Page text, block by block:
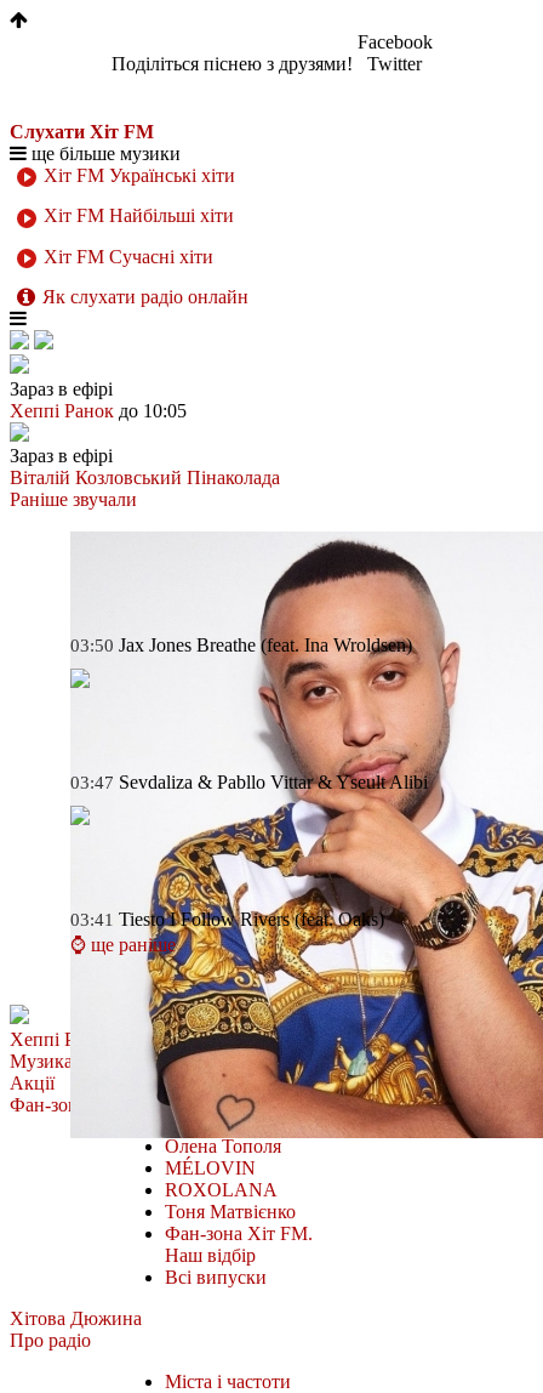
Поділіться піснею з друзями!
Facebook
Twitter
Слухати Хіт FM
ще більше музики
Хіт FM Українські хіти
Хіт FM Найбільші хіти
Хіт FM Сучасні хіти
Як слухати радіо онлайн
Зараз в ефірі
Хеппі Ранок до 10:05
Зараз в ефірі
Віталій Козловський Пінаколада
Раніше звучали
03:50 Jax Jones Breathe (feat. Ina Wroldsen)
03:47 Sevdaliza & Pabllo Vittar & YseultAlibi
03:41 Tiesto I Follow Rivers (feat. Oaks)
⌚ ще раніше
Хеппі Ранок
Музика
Акції
Фан-зона
Олена Тополя
MÉLOVIN
ROXOLANA
Тоня Матвієнко
Фан-зона Хіт FM.
Наш відбір
Всі випуски
Хітова Дюжина
Про радіо
Міста і частоти